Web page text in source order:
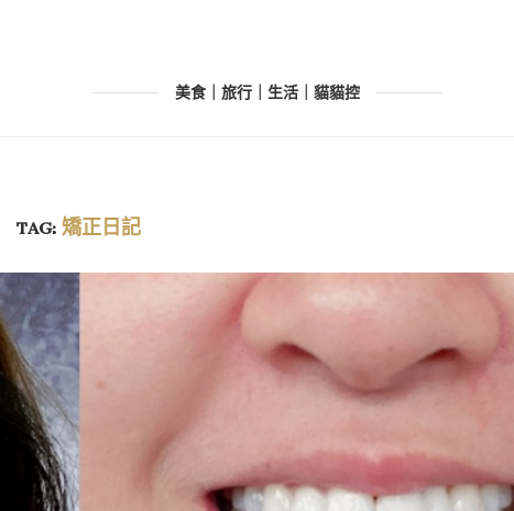
美食｜旅行｜生活｜貓貓控
TAG:矯正日記